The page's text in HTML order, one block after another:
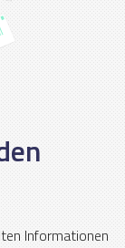
Informationen